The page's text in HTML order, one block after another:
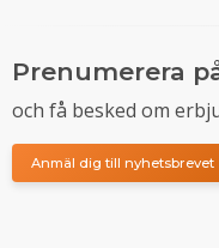
Prenumerera
och få besked om
Anmäl dig till nyhetsbrevet